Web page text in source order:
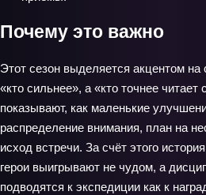
Почему это важно
Этот сезон выделяется акцентом на
«кто сильнее», а «кто точнее
показывают, как маленькие
распределение внимания, план на
исход встречи. За счёт этого
герои выигрывают не чудом, а
подводятся к экспедиции как к